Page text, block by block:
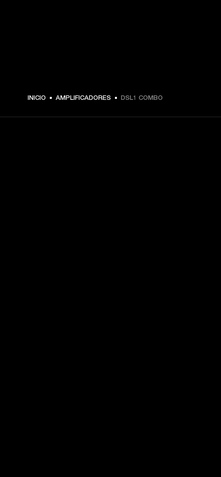
INICIO AMPLIFICADORES DSL1 COMBO